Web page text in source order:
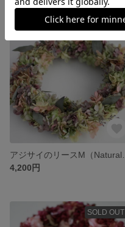
SOLD OUT
4,200円
SOLD OUT